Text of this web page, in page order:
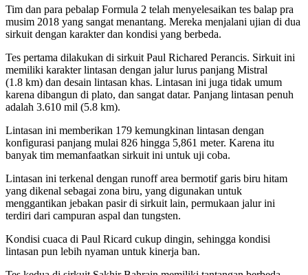
Tim dan para pebalap Formula 2 telah menyelesaikan tes balap pra
musim 2018 yang sangat menantang. Mereka menjalani ujian di dua
sirkuit dengan karakter dan kondisi yang berbeda.
Tes pertama dilakukan di sirkuit Paul Richared Perancis. Sirkuit ini
memiliki karakter lintasan dengan jalur lurus panjang Mistral
(1.8 km) dan desain lintasan khas. Lintasan ini juga tidak umum
karena dibangun di plato, dan sangat datar. Panjang lintasan penuh
adalah 3.610 mil (5.8 km).
Lintasan ini memberikan 179 kemungkinan lintasan dengan
konfigurasi panjang mulai 826 hingga 5,861 meter. Karena itu
banyak tim memanfaatkan sirkuit ini untuk uji coba.
Lintasan ini terkenal dengan runoff area bermotif garis biru hitam
yang dikenal sebagai zona biru, yang digunakan untuk
menggantikan jebakan pasir di sirkuit lain, permukaan jalur ini
terdiri dari campuran aspal dan tungsten.
Kondisi cuaca di Paul Ricard cukup dingin, sehingga kondisi
lintasan pun lebih nyaman untuk kinerja ban.